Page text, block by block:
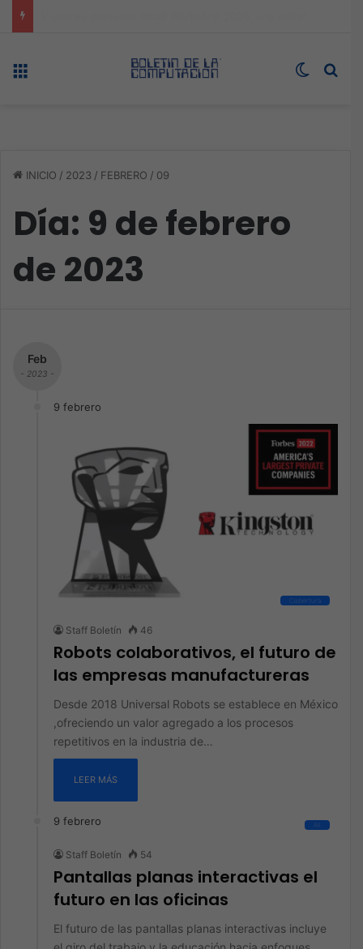
Switch
INICIO / 2023 / FEBRERO / 09
Día: 9 de febrero
de 2023
Feb
- 2023 -
9 febrero
Cobertura
Staff Boletín 46
Robots colaborativos, el futuro de
las empresas manufactureras
Desde 2018 Universal Robots se establece en México
,ofreciendo un valor agregado a los procesos
repetitivos en la industria de…
LEER MÁS
9 febrero All
Staff Boletín 54
Pantallas planas interactivas el
futuro en las oficinas
El futuro de las pantallas planas interactivas incluye